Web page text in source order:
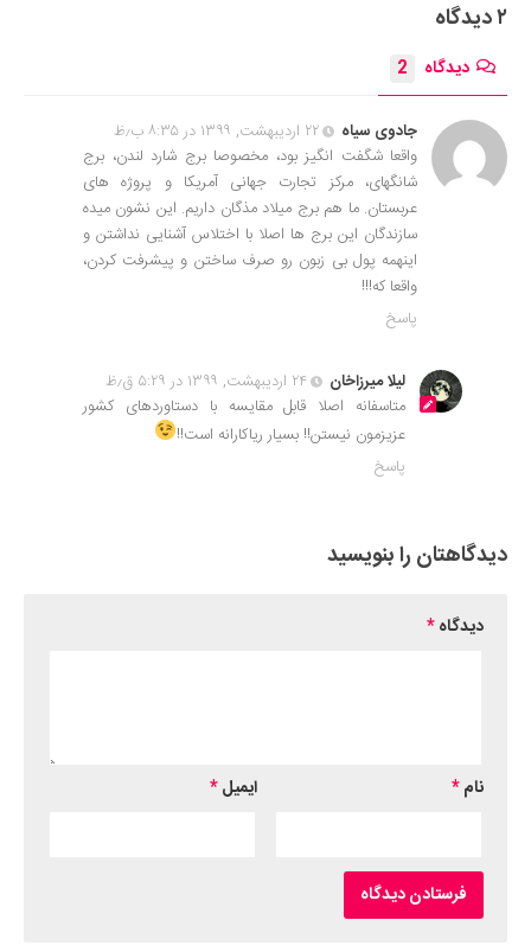
۲ دیدگاه
دیدگاه 2
جادوی سیاه
۲۲ اردیبهشت, ۱۳۹۹ در ۸:۳۵ ب٫ظ
واقعا شگفت انگیز بود، مخصوصا برج شارد لندن، برج
شانگهای، مرکز تجارت جهانی آمریکا و پروژه های
عربستان. ما هم برج میلاد مذگان داریم. این نشون میده
سازندگان این برج ها اصلا با اختلاس آشنایی نداشتن و
اینهمه پول بی زبون رو صرف ساختن و پیشرفت کردن،
واقعا که!!!
پاسخ
لیلا میرزاخان
۲۴ اردیبهشت, ۱۳۹۹ در ۵:۲۹ ق٫ظ
متاسفانه اصلا قابل مقایسه با دستاوردهای کشور
عزیزمون نیستن!! بسیار ریاکارانه است!!
پاسخ
دیدگاهتان را بنویسید
دیدگاه*
نام* ایمیل*